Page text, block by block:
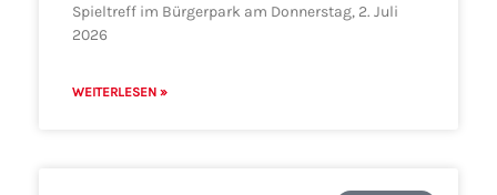
Spieltreff im Bürgerpark am Donnerstag, 2. Juli
2026
WEITERLESEN »